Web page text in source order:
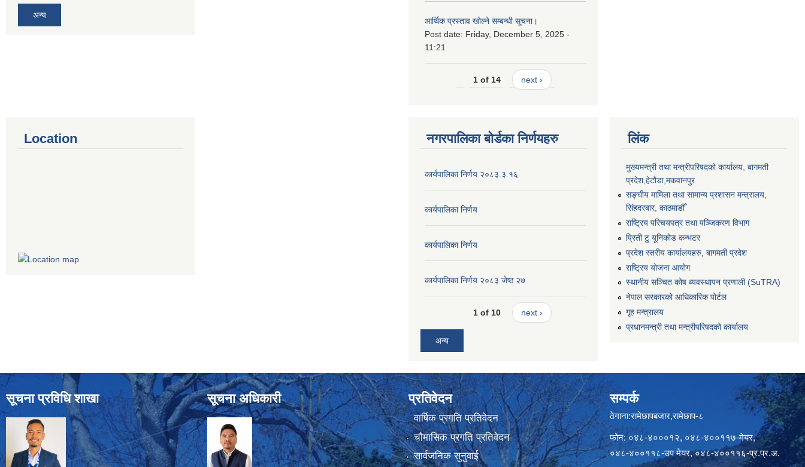
अन्य
आर्थिक प्रस्ताव खोल्ने सम्बन्धी सूचना।
Post date: Friday, December 5, 2025 -
11:21
1 of 14 next ›
Location नगरपालिका बोर्डका निर्णयहरु
कार्यपालिका निर्णय २०८३.३.१६
कार्यपालिका निर्णय
कार्यपालिका निर्णय
कार्यपालिका निर्णय २०८३ जेष्ठ २७
1 of 10 next ›
अन्य
लिंक
मुख्यमन्त्री तथा मन्त्रीपरिषदको कार्यालय, बागमती
प्रदेश,हेटाैडा,मकवानपुर
सङ्‍घीय मामिला तथा सामान्य प्रशासन मन्त्रालय,
सिंहदरबार, काठमाडौँ
राष्ट्रिय परिचयपत्र तथा पञ्जिकरण विभाग
प्रिती टु यूनिकोड कन्भटर
प्रदेश स्तरीय कार्यालयहरु, बागमती प्रदेश
राष्ट्रिय योजना आयोग
स्थानीय सञ्चित कोष ब्यवस्थापन प्रणाली (SuTRA)
नेपाल सरकारको आधिकारिक पोर्टल
गृह मन्त्रालय
प्रधानमन्त्री तथा मन्त्रीपरिषदको कार्यालय
सूचना प्रविधि शाखा सूचना अधिकारी प्रतिवेदन
वार्षिक प्रगति प्रतिवेदन
चौमासिक प्रगति प्रतिवेदन
सार्वजनिक सुनुवाई
सम्पर्क
ठेगाना:रामेछापबजार,रामेछाप-८
फोन: ०४८-४०००१२, ०४८-४००११७-मेयर,
०४८-४००११८-उप मेयर, ०४८-४००११६-प्र.प्र.अ.